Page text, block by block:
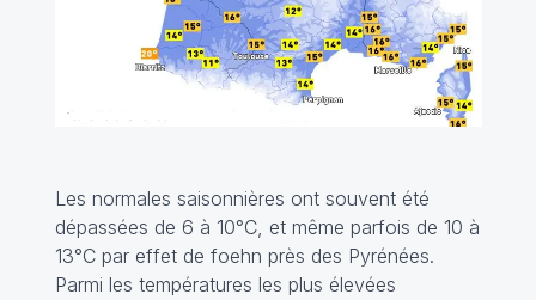
Les normales saisonnières ont souvent été
dépassées de 6 à 10°C, et même parfois de 10 à
13°C par effet de foehn près des Pyrénées.
Parmi les températures les plus élevées